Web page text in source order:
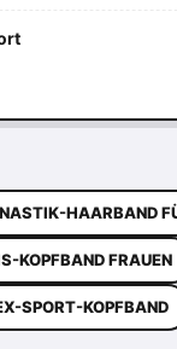
HAARBAND
KOPFBAND FRAUEN
SPORT-KOPFBAND